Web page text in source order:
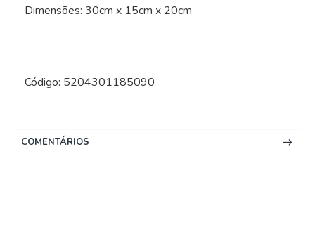
Dimensões: 30cm x 15cm x 20cm
Código: 5204301185090
COMENTÁRIOS